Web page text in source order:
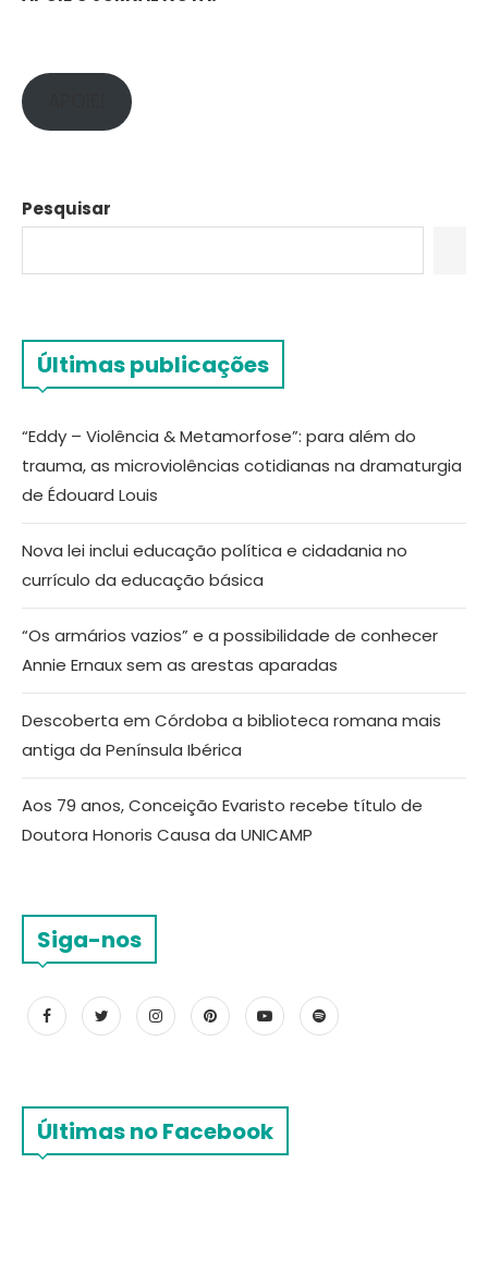
Pesquisar
Últimas publicações
“Eddy – Violência & Metamorfose”: para além do
trauma, as microviolências cotidianas na dramaturgia
de Édouard Louis
Nova lei inclui educação política e cidadania no
currículo da educação básica
“Os armários vazios” e a possibilidade de conhecer
Annie Ernaux sem as arestas aparadas
Descoberta em Córdoba a biblioteca romana mais
antiga da Península Ibérica
Aos 79 anos, Conceição Evaristo recebe título de
Doutora Honoris Causa da UNICAMP
Siga-nos
Últimas no Facebook